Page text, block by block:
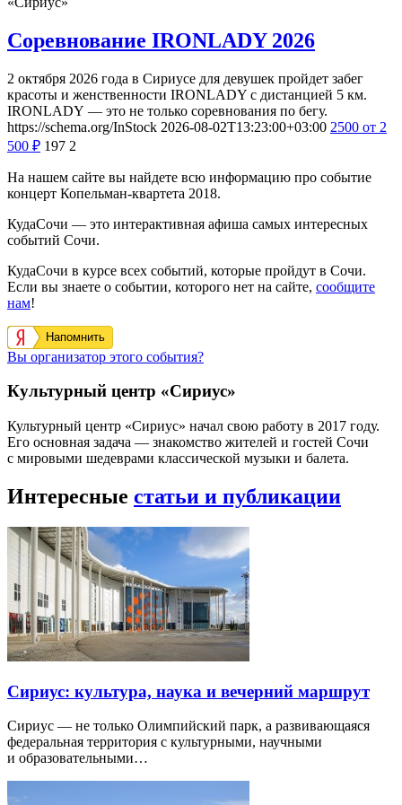
Соревнование IRONLADY 2026
2 октября 2026 года в Сириусе для девушек пройдет забег
красоты и женственности IRONLADY с дистанцией 5 км.
IRONLADY — это не только соревнования по бегу.
https://schema.org/InStock 2026-08-02T13:23:00+03:00 2500 от 2
500 ₽ 197 2
На нашем сайте вы найдете всю информацию про событие
концерт Копельман-квартета 2018.
КудаСочи — это интерактивная афиша самых интересных
событий Сочи.
КудаСочи в курсе всех событий, которые пройдут в Сочи.
Если вы знаете о событии, которого нет на сайте, сообщите
нам!
Напомнить
Вы организатор этого события?
Культурный центр «Сириус»
Культурный центр «Сириус» начал свою работу в 2017 году.
Его основная задача — знакомство жителей и гостей Сочи
с мировыми шедеврами классической музыки и балета.
Интересные статьи и публикации
Сириус: культура, наука и вечерний маршрут
Сириус — не только Олимпийский парк, а развивающаяся
федеральная территория с культурными, научными
и образовательными…